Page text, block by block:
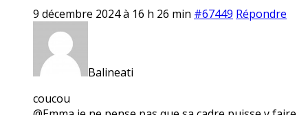
9 décembre 2024 à 16 h 26 min #67449 Répondre
Balineati
coucou